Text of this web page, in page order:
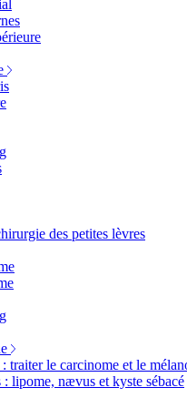
des petites lèvres
traiter le carcinome et le
: lipome, nævus et kyste sébacé